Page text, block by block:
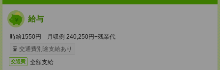
給与
時給1550円 月収例 240,250円+残業代
交通費別途支給あり
交通費 全額支給